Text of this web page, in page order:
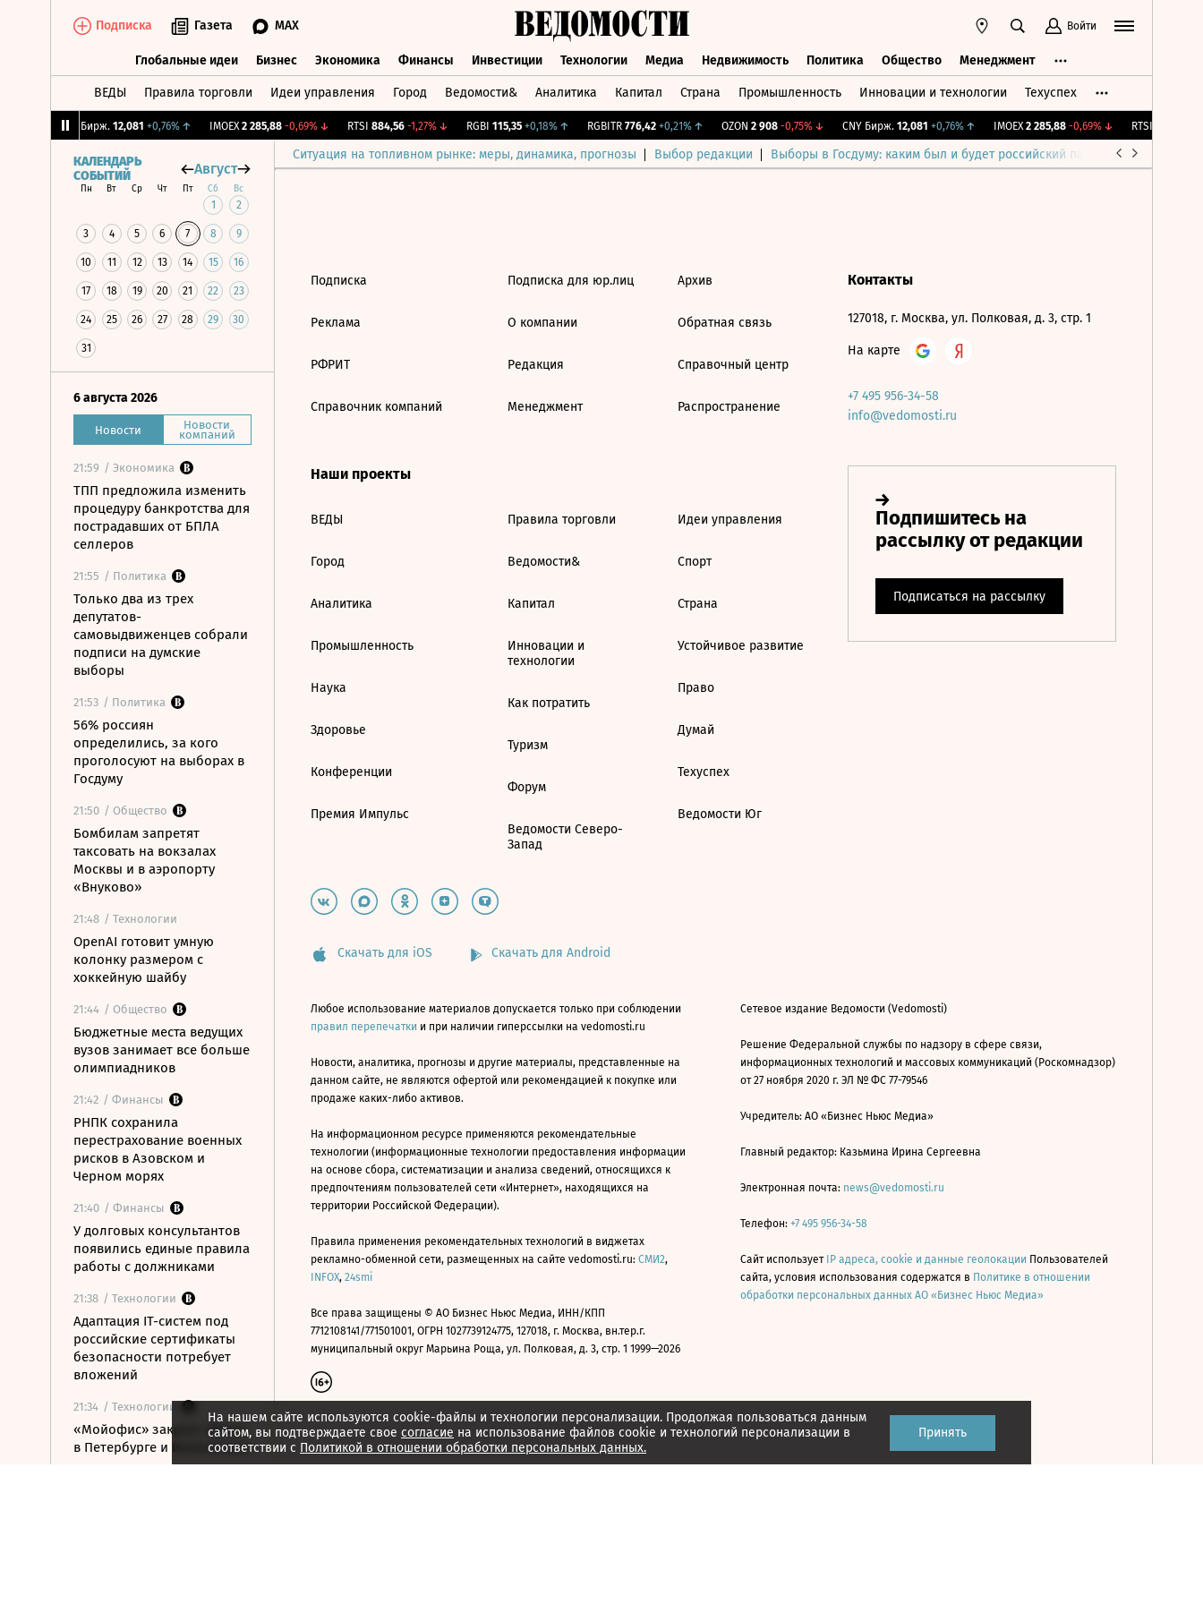
Подписка Газета MAX Войти
Глобальные идеи Бизнес Экономика Финансы Инвестиции Технологии Медиа Недвижимость Политика Общество Менеджмент
ВЕДЫ Правила торговли Идеи управления Город Ведомости& Аналитика Капитал Страна Промышленность Инновации и технологии Техуспех
CNY Бирж. 12,081 +0,76%↑ IMOEX 2 285,88 -0,69%↓ RTSI 884,56 -1,27%↓ RGBI 115,35 +0,18%↑ RGBITR 776,42 +0,21%↑ OZON 2 908 -0,75%↓ CNY Бирж. 12,081 +0,76%↑ IMOEX 2 285,88 -0,69%↓ RTSI 884,56
Ситуация на топливном рынке: меры, динамика, прогнозы Выбор редакции Выборы в Госдуму: каким был и будет российский парламент
КАЛЕНДАРЬ
СОБЫТИЙ
Август
Пн Вт Ср Чт Пт Сб Вс
1 2
3 4 5 6 7 8 9
10 11 12 13 14 15 16
17 18 19 20 21 22 23
24 25 26 27 28 29 30
31
6 августа 2026
Новости Новости
компаний
21:59 / Экономика
ТПП предложила изменить
процедуру банкротства для
пострадавших от БПЛА
селлеров
21:55 / Политика
Только два из трех
депутатов-
самовыдвиженцев собрали
подписи на думские
выборы
21:53 / Политика
56% россиян
определились, за кого
проголосуют на выборах в
Госдуму
21:50 / Общество
Бомбилам запретят
таксовать на вокзалах
Москвы и в аэропорту
«Внуково»
21:48 / Технологии
OpenAI готовит умную
колонку размером с
хоккейную шайбу
21:44 / Общество
Бюджетные места ведущих
вузов занимает все больше
олимпиадников
21:42 / Финансы
РНПК сохранила
перестрахование военных
рисков в Азовском и
Черном морях
21:40 / Финансы
У долговых консультантов
появились единые правила
работы с должниками
21:38 / Технологии
Адаптация IT-систем под
российские сертификаты
безопасности потребует
вложений
21:34 / Технологии
«Мойофис» закрыл офисы
в Петербурге и Иннополисе
На нашем сайте используются cookie-файлы и технологии персонализации. Продолжая пользоваться данным
сайтом, вы подтверждаете свое согласие на использование файлов cookie и технологий персонализации в
соответствии с Политикой в отношении обработки персональных данных.
Принять
Подписка
Реклама
РФРИТ
Справочник компаний
Подписка для юр.лиц
О компании
Редакция
Менеджмент
Архив
Обратная связь
Справочный центр
Распространение
Наши проекты
ВЕДЫ
Город
Аналитика
Промышленность
Наука
Здоровье
Конференции
Премия Импульс
Правила торговли
Ведомости&
Капитал
Инновации и
технологии
Как потратить
Туризм
Форум
Ведомости Северо-
Запад
Идеи управления
Спорт
Страна
Устойчивое развитие
Право
Думай
Техуспех
Ведомости Юг
Контакты
127018, г. Москва, ул. Полковая, д. 3, стр. 1
На карте
+7 495 956-34-58
info@vedomosti.ru
Скачать для iOS Скачать для Android
Любое использование материалов допускается только при соблюдении
правил перепечатки и при наличии гиперссылки на vedomosti.ru
Новости, аналитика, прогнозы и другие материалы, представленные на
данном сайте, не являются офертой или рекомендацией к покупке или
продаже каких-либо активов.
На информационном ресурсе применяются рекомендательные
технологии (информационные технологии предоставления информации
на основе сбора, систематизации и анализа сведений, относящихся к
предпочтениям пользователей сети «Интернет», находящихся на
территории Российской Федерации).
Правила применения рекомендательных технологий в виджетах
рекламно-обменной сети, размещенных на сайте vedomosti.ru: СМИ2,
INFOX, 24smi
Все права защищены © АО Бизнес Ньюс Медиа, ИНН/КПП
7712108141/771501001, ОГРН 1027739124775, 127018, г. Москва, вн.тер.г.
муниципальный округ Марьина Роща, ул. Полковая, д. 3, стр. 1 1999—2026
Сетевое издание Ведомости (Vedomosti)
Решение Федеральной службы по надзору в сфере связи,
информационных технологий и массовых коммуникаций (Роскомнадзор)
от 27 ноября 2020 г. ЭЛ № ФС 77-79546
Учредитель: АО «Бизнес Ньюс Медиа»
Главный редактор: Казьмина Ирина Сергеевна
Электронная почта: news@vedomosti.ru
Телефон: +7 495 956-34-58
Сайт использует IP адреса, cookie и данные геолокации Пользователей
сайта, условия использования содержатся в Политике в отношении
обработки персональных данных АО «Бизнес Ньюс Медиа»